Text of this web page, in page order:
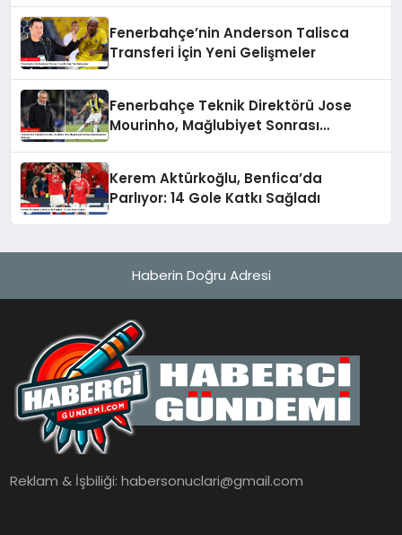
Fenerbahçe’nin Anderson Talisca
Transferi İçin Yeni Gelişmeler
Fenerbahçe Teknik Direktörü Jose
Mourinho, Mağlubiyet Sonrası
Kerem Aktürkoğlu, Benfica’da
Parlıyor: 14 Gole Katkı Sağladı
Haberin Doğru Adresi
Reklam & İşbiliği:habersonuclari@gmail.com